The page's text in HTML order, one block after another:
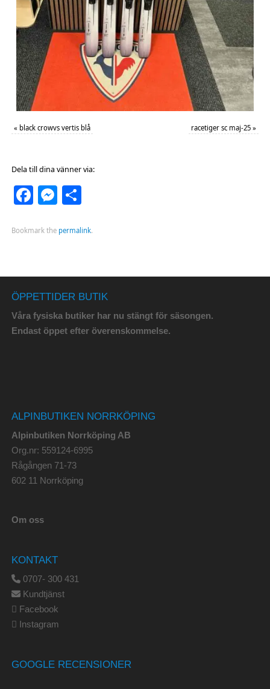
« black crowvs vertis blå racetiger sc maj-25 »
Dela till dina vänner via:
Facebook
Messenger
Dela
Bookmark the permalink.
ÖPPETTIDER BUTIK
Våra fysiska butiker har nu stängt för säsongen.
Endast öppet efter överenskommelse.
ALPINBUTIKEN NORRKÖPING
Alpinbutiken Norrköping AB
Org.nr: 559124-6995
Rågången 71-73
602 11 Norrköping
Om oss
KONTAKT
0707- 300 431
Kundtjänst
Facebook
Instagram
GOOGLE RECENSIONER